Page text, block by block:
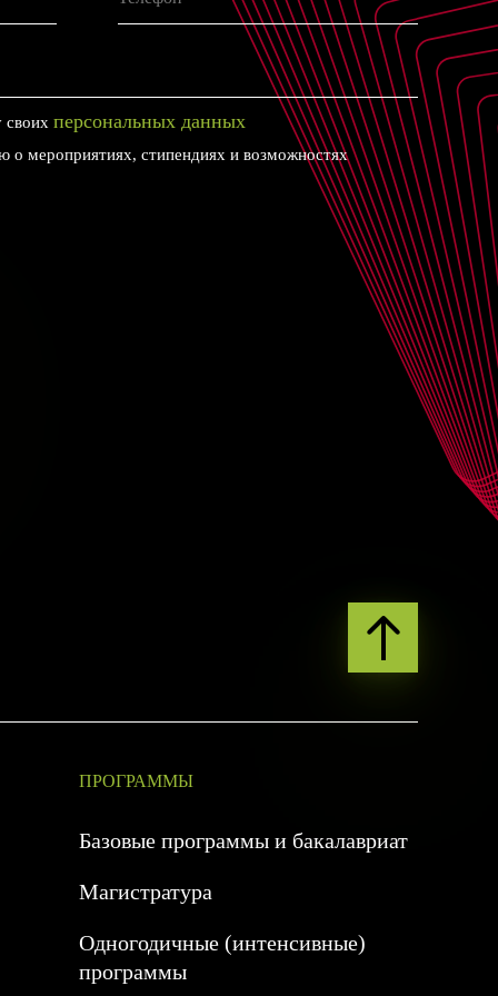
своих персональных данных
мероприятиях, стипендиях и возможностях
ПРОГРАММЫ
Базовые программы и бакалавриат
Магистратура
Одногодичные (интенсивные)
программы